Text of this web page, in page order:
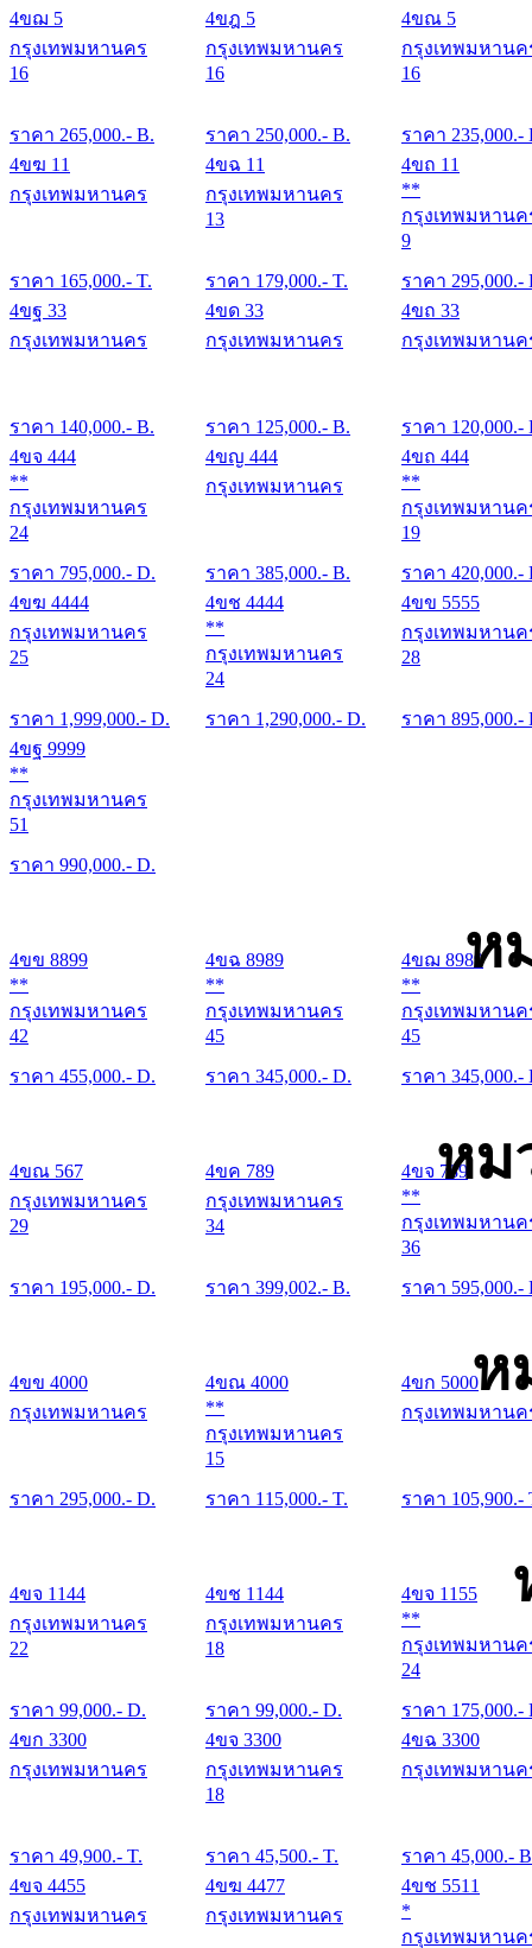
4ขฌ 5
กรุงเทพมหานคร
16
ราคา 265,000.- B.
4ขฎ 5
กรุงเทพมหานคร
16
ราคา 250,000.- B.
4ขณ 5
กรุงเทพมหานค
16
ราคา 235,000.-
4ขฆ 11
กรุงเทพมหานคร
ราคา 165,000.- T.
4ขฉ 11
กรุงเทพมหานคร
13
ราคา 179,000.- T.
4ขถ 11
**
กรุงเทพมหานค
9
ราคา 295,000.-
4ขฐ 33
กรุงเทพมหานคร
ราคา 140,000.- B.
4ขด 33
กรุงเทพมหานคร
ราคา 125,000.- B.
4ขถ 33
กรุงเทพมหานค
ราคา 120,000.-
4ขจ 444
**
กรุงเทพมหานคร
24
ราคา 795,000.- D.
4ขญ 444
กรุงเทพมหานคร
ราคา 385,000.- B.
4ขถ 444
**
กรุงเทพมหานค
19
ราคา 420,000.-
4ขฆ 4444
กรุงเทพมหานคร
25
ราคา 1,999,000.- D.
4ขช 4444
**
กรุงเทพมหานคร
24
ราคา 1,290,000.- D.
4ขข 5555
กรุงเทพมหานค
28
ราคา 895,000.-
4ขฐ 9999
**
กรุงเทพมหานคร
51
ราคา 990,000.- D.
ห
4ขข 8899
**
กรุงเทพมหานคร
42
ราคา 455,000.- D.
4ขฉ 8989
**
กรุงเทพมหานคร
45
ราคา 345,000.- D.
4ขฌ 8989
**
กรุงเทพมหานค
45
ราคา 345,000.-
หม
4ขณ 567
กรุงเทพมหานคร
29
ราคา 195,000.- D.
4ขค 789
กรุงเทพมหานคร
34
ราคา 399,002.- B.
4ขจ 789
**
กรุงเทพมหานค
36
ราคา 595,000.-
ห
4ขข 4000
กรุงเทพมหานคร
ราคา 295,000.- D.
4ขณ 4000
**
กรุงเทพมหานคร
15
ราคา 115,000.- T.
4ขก 5000
กรุงเทพมหานค
ราคา 105,900.-
4ขจ 1144
กรุงเทพมหานคร
22
ราคา 99,000.- D.
4ขช 1144
กรุงเทพมหานคร
18
ราคา 99,000.- D.
4ขจ 1155
**
กรุงเทพมหานค
24
ราคา 175,000.-
4ขก 3300
กรุงเทพมหานคร
ราคา 49,900.- T.
4ขจ 3300
กรุงเทพมหานคร
18
ราคา 45,500.- T.
4ขฉ 3300
กรุงเทพมหานค
ราคา 45,000.-
4ขจ 4455
กรุงเทพมหานคร
4ขฆ 4477
กรุงเทพมหานคร
4ขช 5511
*
กรุงเทพมหานค